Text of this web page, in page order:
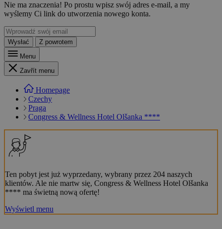
Nie ma znaczenia! Po prostu wpisz swój adres e-mail, a my
wyślemy Ci link do utworzenia nowego konta.
Wysłać
Z powrotem
Menu
Zavřít menu
Homepage
Czechy
Praga
Congress & Wellness Hotel Olšanka ****
Ten pobyt jest już wyprzedany, wybrany przez 204 naszych
klientów. Ale nie martw się, Congress & Wellness Hotel Olšanka
**** ma świetną nową ofertę!
Wyświetl menu